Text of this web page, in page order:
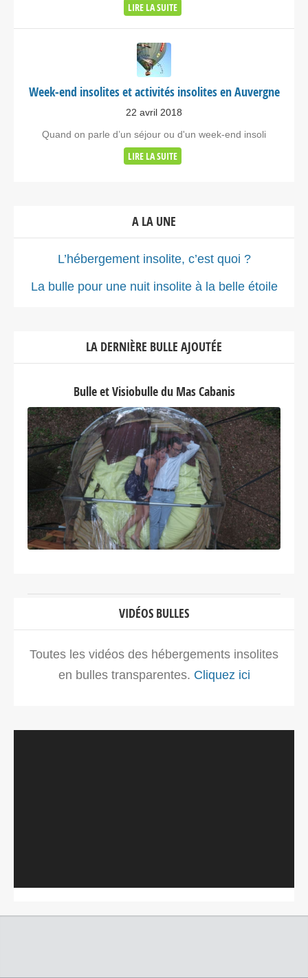
LIRE LA SUITE
Week-end insolites et activités insolites en Auvergne
22 avril 2018
Quand on parle d’un séjour ou d'un week-end insoli
LIRE LA SUITE
A LA UNE
L’hébergement insolite, c’est quoi ?
La bulle pour une nuit insolite à la belle étoile
LA DERNIÈRE BULLE AJOUTÉE
Bulle et Visiobulle du Mas Cabanis
VIDÉOS BULLES
Toutes les vidéos des hébergements insolites
en bulles transparentes. Cliquez ici